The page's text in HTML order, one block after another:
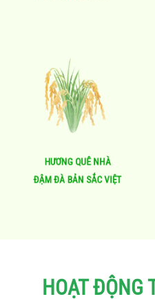
HƯƠNG QUÊ NHÀ
ĐẬM ĐÀ BẢN SẮC VIỆT
HOẠT ĐỘNG